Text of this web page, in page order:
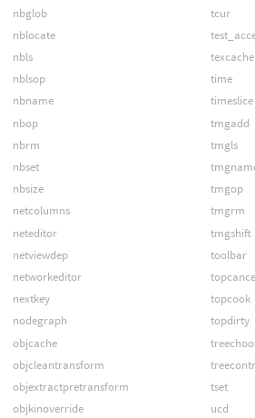
nbglob
nblocate
nbls
nblsop
nbname
nbop
nbrm
nbset
nbsize
netcolumns
neteditor
netviewdep
networkeditor
nextkey
nodegraph
objcache
objcleantransform
objextractpretransform
objkinoverride
tcur
texcache
time
timeslice
tmgadd
tmgls
tmgop
tmgrm
tmgshift
toolbar
topcook
topdirty
tset
ucd